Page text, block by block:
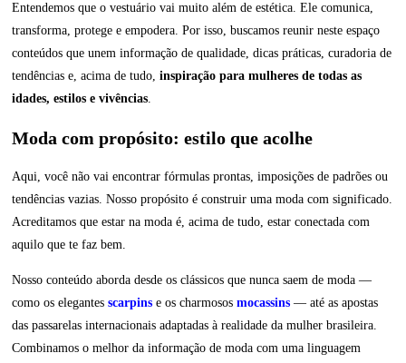
Entendemos que o vestuário vai muito além de estética. Ele comunica,
transforma, protege e empodera. Por isso, buscamos reunir neste espaço
conteúdos que unem informação de qualidade, dicas práticas, curadoria de
tendências e, acima de tudo, inspiração para mulheres de todas as
idades, estilos e vivências.
Moda com propósito: estilo que acolhe
Aqui, você não vai encontrar fórmulas prontas, imposições de padrões ou
tendências vazias. Nosso propósito é construir uma moda com significado.
Acreditamos que estar na moda é, acima de tudo, estar conectada com
aquilo que te faz bem.
Nosso conteúdo aborda desde os clássicos que nunca saem de moda —
como os elegantes scarpins e os charmosos mocassins — até as apostas
das passarelas internacionais adaptadas à realidade da mulher brasileira.
Combinamos o melhor da informação de moda com uma linguagem